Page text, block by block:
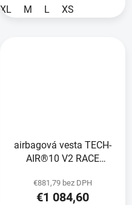
XL M L XS
airbagová vesta TECH-
AIR®10 V2 RACE
černá/červená/šedá
2026
€881,79 bez DPH
€1 084,60